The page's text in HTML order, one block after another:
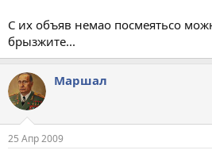
С их объяв немао посмеятьсо
брызжите...
Маршал
25 Апр 2009